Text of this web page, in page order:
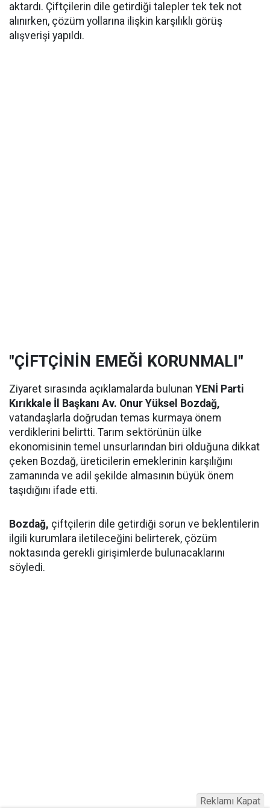
aktardı. Çiftçilerin dile getirdiği talepler tek tek not
alınırken, çözüm yollarına ilişkin karşılıklı görüş
alışverişi yapıldı.
"ÇİFTÇİNİN EMEĞİ KORUNMALI"
Ziyaret sırasında açıklamalarda bulunan YENİ Parti
Kırıkkale İl Başkanı Av. Onur Yüksel Bozdağ,
vatandaşlarla doğrudan temas kurmaya önem
verdiklerini belirtti. Tarım sektörünün ülke
ekonomisinin temel unsurlarından biri olduğuna dikkat
çeken Bozdağ, üreticilerin emeklerinin karşılığını
zamanında ve adil şekilde almasının büyük önem
taşıdığını ifade etti.
Bozdağ, çiftçilerin dile getirdiği sorun ve beklentilerin
ilgili kurumlara iletileceğini belirterek, çözüm
noktasında gerekli girişimlerde bulunacaklarını
söyledi.
Reklamı Kapat